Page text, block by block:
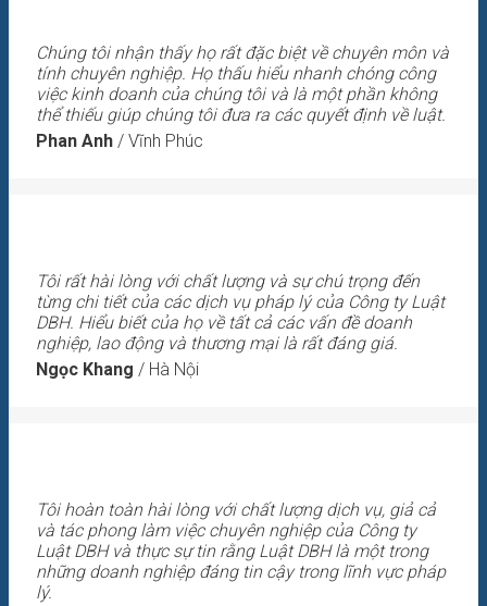
Chúng tôi nhận thấy họ rất đặc biệt về chuyên môn và
tính chuyên nghiệp. Họ thấu hiểu nhanh chóng công
việc kinh doanh của chúng tôi và là một phần không
thể thiếu giúp chúng tôi đưa ra các quyết định về luật.
Phan Anh / Vĩnh Phúc
Tôi rất hài lòng với chất lượng và sự chú trọng đến
từng chi tiết của các dịch vụ pháp lý của Công ty Luật
DBH. Hiểu biết của họ về tất cả các vấn đề doanh
nghiệp, lao động và thương mại là rất đáng giá.
Ngọc Khang / Hà Nội
Tôi hoàn toàn hài lòng với chất lượng dịch vụ, giả cả
và tác phong làm việc chuyên nghiệp của Công ty
Luật DBH và thực sự tin rằng Luật DBH là một trong
những doanh nghiệp đáng tin cậy trong lĩnh vực pháp
lý.